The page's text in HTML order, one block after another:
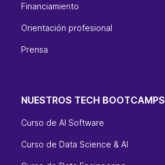
Financiamiento
Orientación profesional
Prensa
NUESTROS TECH BOOTCAMPS
Curso de AI Software
Curso de Data Science & AI